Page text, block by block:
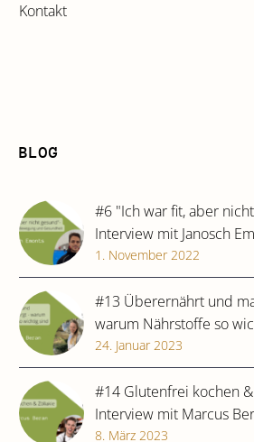
Kontakt
BLOG
#6 "Ich war fit, aber
Interview mit Janosch
1. November 2022
#13 Überernährt und
warum Nährstoffe so
24. Januar 2023
#14 Glutenfrei kochen
Interview mit Marcus
8. März 2023